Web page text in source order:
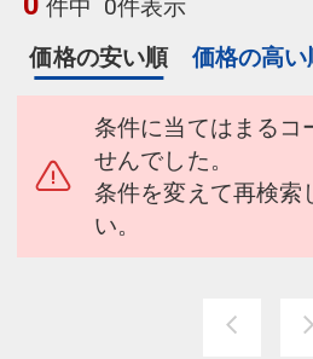
件中 0件表示
価格の安い順
価格の高い
条件に当てはまるコ
せんでした。
条件を変えて再検索
い。